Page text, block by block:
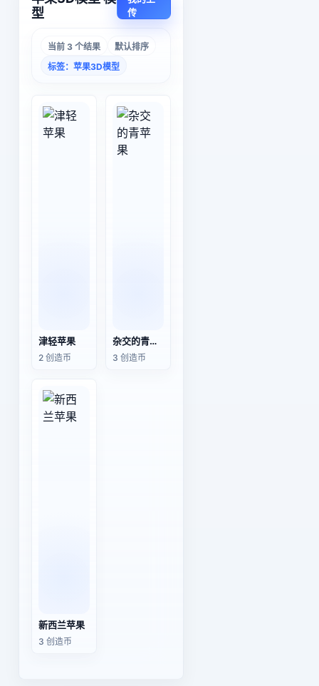
型
传
当前 3 个结果
默认排序
标签：苹果3D模型
津轻苹果
2 创造币
杂交的青苹果
3 创造币
新西兰苹果
3 创造币